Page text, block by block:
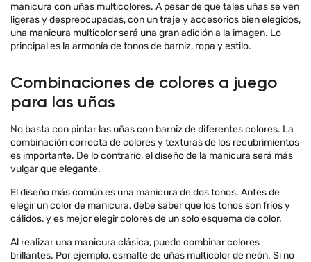
manicura con uñas multicolores. A pesar de que tales uñas se ven
ligeras y despreocupadas, con un traje y accesorios bien elegidos,
una manicura multicolor será una gran adición a la imagen. Lo
principal es la armonía de tonos de barniz, ropa y estilo.
Combinaciones de colores a juego
para las uñas
No basta con pintar las uñas con barniz de diferentes colores. La
combinación correcta de colores y texturas de los recubrimientos
es importante. De lo contrario, el diseño de la manicura será más
vulgar que elegante.
El diseño más común es una manicura de dos tonos. Antes de
elegir un color de manicura, debe saber que los tonos son fríos y
cálidos, y es mejor elegir colores de un solo esquema de color.
Al realizar una manicura clásica, puede combinar colores
brillantes. Por ejemplo, esmalte de uñas multicolor de neón. Si no